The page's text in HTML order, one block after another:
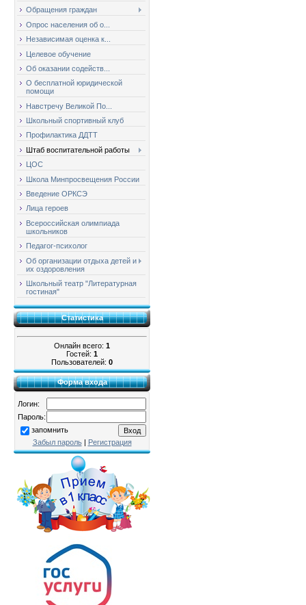
Обращения граждан
Опрос населения об о...
Независимая оценка к...
Целевое обучение
Об оказании содейств...
О бесплатной юридической
помощи
Навстречу Великой По...
Школьный спортивный клуб
Профилактика ДДТТ
Штаб воспитательной работы
ЦОС
Школа Минпросвещения России
Введение ОРКСЭ
Лица героев
Всероссийская олимпиада
школьников
Педагог-психолог
Об организации отдыха детей и
их оздоровления
Школьный театр "Литературная
гостиная"
Статистика
Онлайн всего: 1
Гостей: 1
Пользователей: 0
Форма входа
Логин:
Пароль:
запомнить
Забыл пароль| Регистрация